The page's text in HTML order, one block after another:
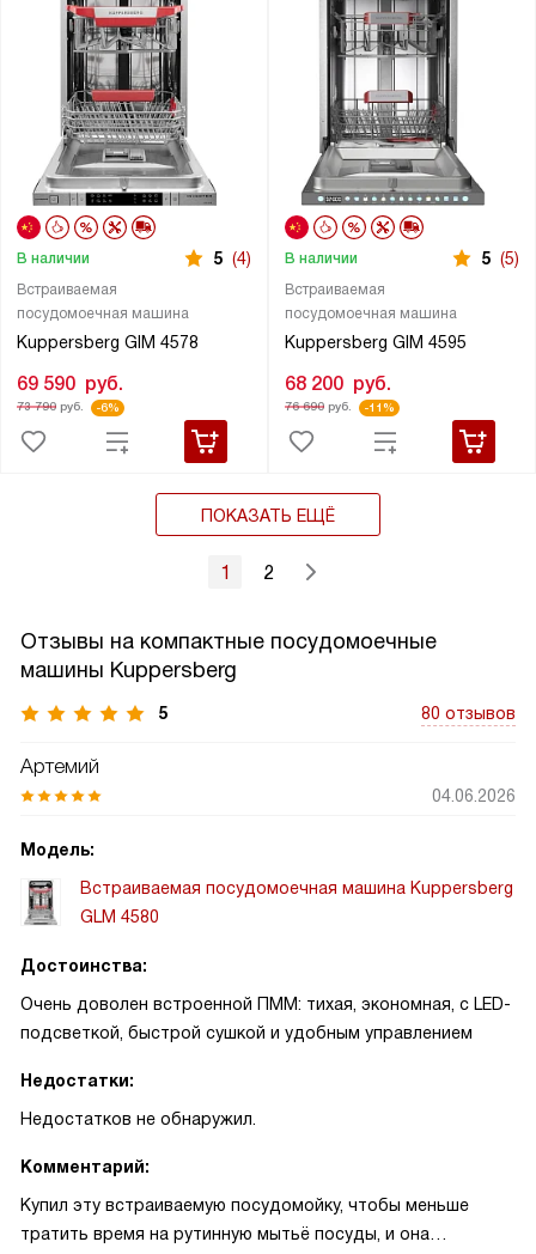
Встраиваемая
посудомоечная машина
Kuppersberg GIM 4578
В наличии 5 (4)
69 590 руб.
73 790руб. -6%
Встраиваемая
посудомоечная машина
Kuppersberg GIM 4595
В наличии 5 (5)
68 200 руб.
76 690руб. -11%
ПОКАЗАТЬ ЕЩЁ
1 2
Отзывы на компактные посудомоечные
машины Kuppersberg
5 80 отзывов
Артемий
04.06.2026
Модель:
Встраиваемая посудомоечная машина Kuppersberg
GLM 4580
Достоинства:
Очень доволен встроенной ПММ: тихая, экономная, с LED-
подсветкой, быстрой сушкой и удобным управлением
Недостатки:
Недостатков не обнаружил.
Комментарий:
Купил эту встраиваемую посудомойку, чтобы меньше
тратить время на рутинную мытьё посуды, и она